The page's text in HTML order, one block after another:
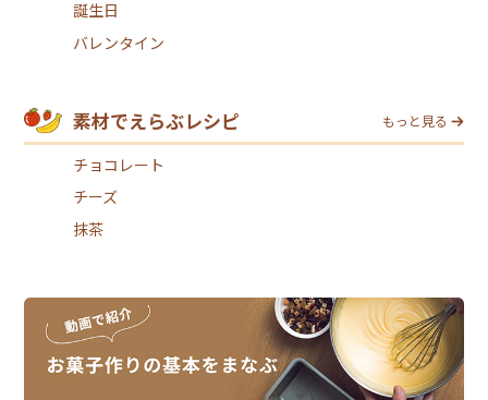
誕生日
バレンタイン
素材でえらぶレシピ もっと見る
チョコレート
チーズ
抹茶